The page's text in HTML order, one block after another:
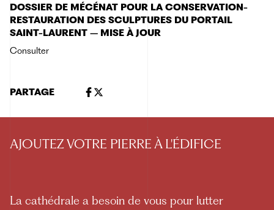
DOSSIER DE MÉCÉNAT POUR LA CONSERVATION-
RESTAURATION DES SCULPTURES DU PORTAIL
SAINT-LAURENT – MISE À JOUR
Consulter
PARTAGE
AJOUTEZ VOTRE PIERRE À L'ÉDIFICE
La cathédrale a besoin de vous pour lutter